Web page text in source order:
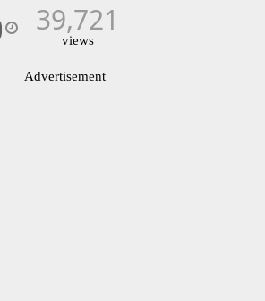
39,721
views
Advertisement